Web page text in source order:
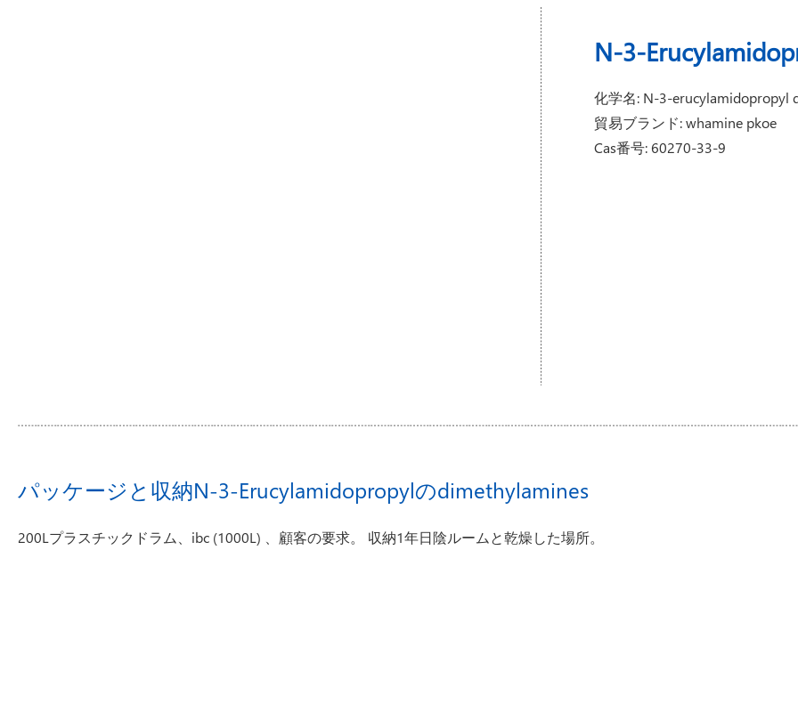
N-3-
化学名: N-3-erucylamidopropyl
貿易ブランド: whamine pkoe
Cas番号: 60270-33-9
パッケージと収納N-3-Erucylamidopropylのdimethylamines
200Lプラスチックドラム、ibc (1000L) 、顧客の要求。 収納1年日陰ルームと乾燥した場所。